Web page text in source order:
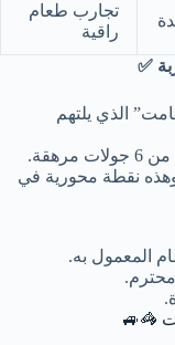
تجارب طعام
راقية
الذي يلتهم
نقطة محورية في
المعمول به.